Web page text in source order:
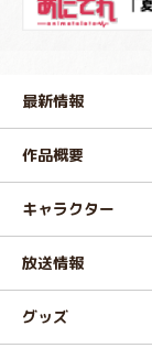
最新情報
作品概要
キャラクター
放送情報
グッズ